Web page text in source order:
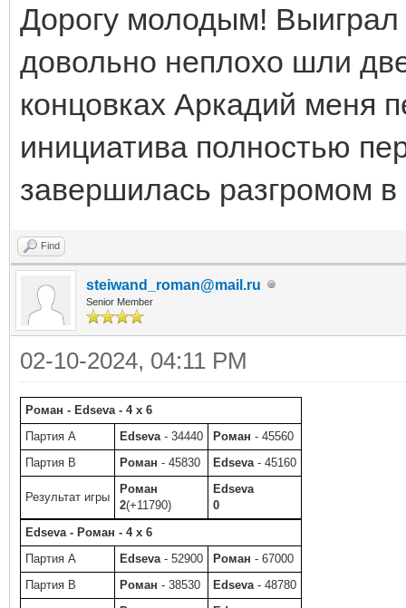
Дорогу молодым!
довольно неплохо шли
концовках Аркадий меня
инициатива полностью
завершилась разгромом в
Find
steiwand_roman@mail.ru
Senior Member
02-10-2024, 04:11 PM
Роман - Edseva - 4 x 6
Партия A
Edseva - 34440 Роман - 45560
Партия B
Роман - 45830 Edseva - 45160
Результат игры
Роман
2(+11790)
Edseva
0
Edseva - Роман - 4 x 6
Партия A
Edseva - 52900 Роман - 67000
Партия B
Роман - 38530 Edseva - 48780